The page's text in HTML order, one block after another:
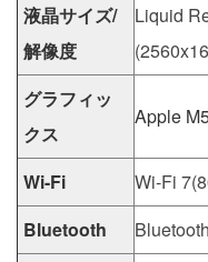
液晶サイズ/
解像度
Liquid
グラフィッ
クス
Apple
Wi-Fi
Wi-Fi
Bluetooth